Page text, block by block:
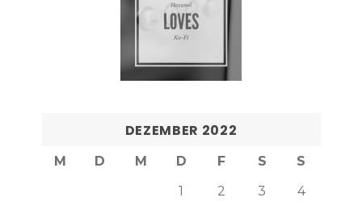
DEZEMBER 2022
M D M D F S
S
1
2 3
4